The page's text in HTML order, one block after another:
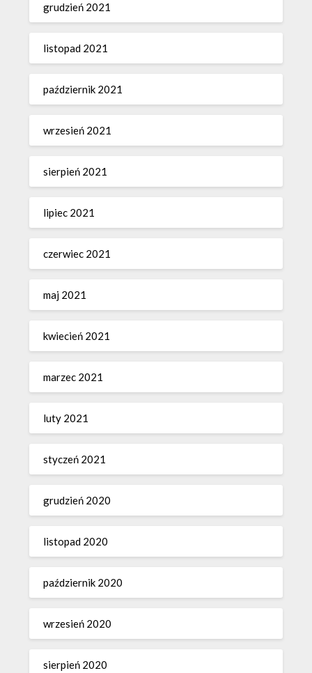
grudzień 2021
listopad 2021
październik 2021
wrzesień 2021
sierpień 2021
lipiec 2021
czerwiec 2021
maj 2021
kwiecień 2021
marzec 2021
luty 2021
styczeń 2021
grudzień 2020
listopad 2020
październik 2020
wrzesień 2020
sierpień 2020